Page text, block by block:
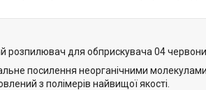
розпилювач для обприскувача 04
посилення неорганічними
з полімерів найвищої якості.